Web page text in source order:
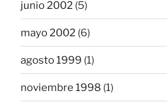
junio 2002 (5)
mayo 2002 (6)
agosto 1999 (1)
noviembre 1998 (1)